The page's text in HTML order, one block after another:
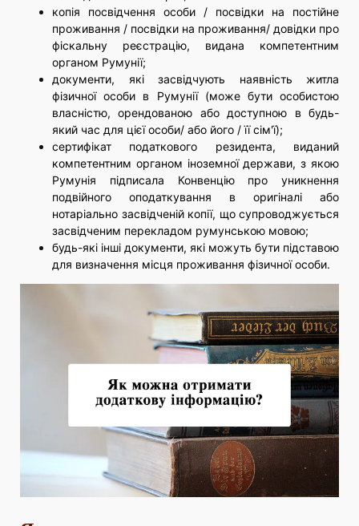
копія посвідчення особи / посвідки на постійне
проживання / посвідки на проживання/ довідки про
фіскальну реєстрацію, видана компетентним
органом Румунії;
документи, які засвідчують наявність житла
фізичної особи в Румунії (може бути особистою
власністю, орендованою або доступною в будь-
який час для цієї особи/ або його / її сім'ї);
сертифікат податкового резидента, виданий
компетентним органом іноземної держави, з якою
Румунія підписала Конвенцію про уникнення
подвійного оподаткування в оригіналі або
нотаріально засвідченій копії, що супроводжується
засвідченим перекладом румунською мовою;
будь-які інші документи, які можуть бути підставою
для визначення місця проживання фізичної особи.